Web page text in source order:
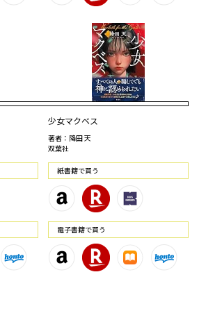
少女マクベス
著者：降田 天
双葉社
紙書籍で買う
電⼦書籍で買う